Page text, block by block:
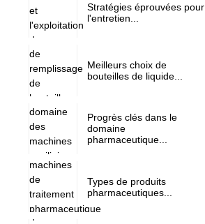
Stratégies éprouvées pour
l'entretien...
Meilleurs choix de
bouteilles de liquide...
Progrès clés dans le
domaine
pharmaceutique...
Types de produits
pharmaceutiques...